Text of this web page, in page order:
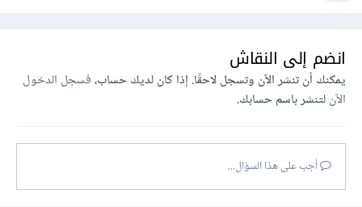
انضم إلى النقاش
يمكنك أن تنشر الآن وتسجل لاحقًا. إذا كان لديك حساب،فسجل الدخول
الآنلتنشر باسم حسابك.
أجب على هذا السؤال...